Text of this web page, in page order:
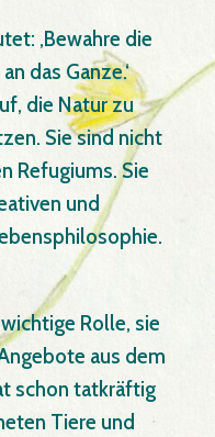
‚Bewahre die
das Ganze.‘
die Natur zu
Sie sind nicht
Refugiums. Sie
und
Rolle, sie
aus dem
schon tatkräftig
Tiere und